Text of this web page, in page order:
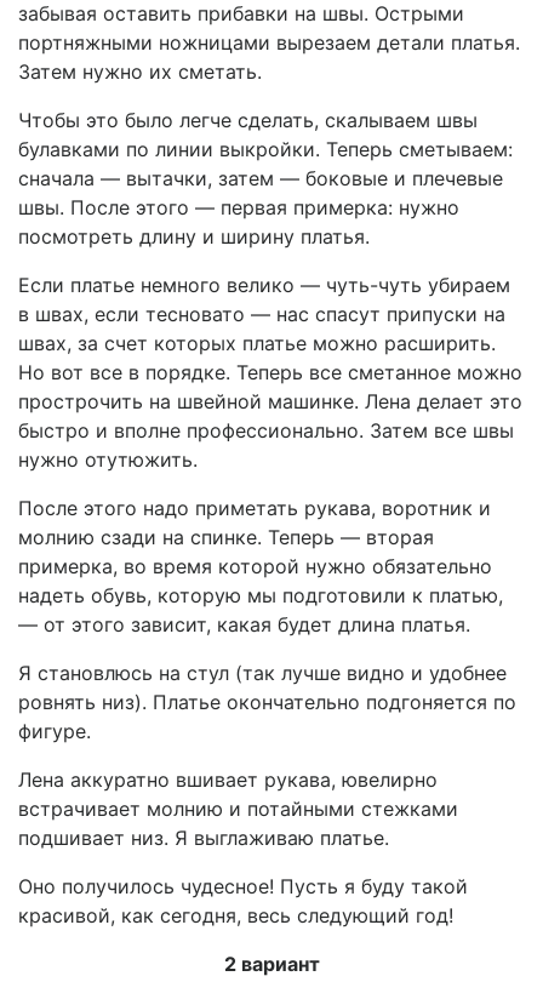
забывая оставить прибавки на швы. Острыми
портняжными ножницами вырезаем детали платья.
Затем нужно их сметать.
Чтобы это было легче сделать, скалываем швы
булавками по линии выкройки. Теперь сметываем:
сначала — вытачки, затем — боковые и плечевые
швы. После этого — первая примерка: нужно
посмотреть длину и ширину платья.
Если платье немного велико — чуть-чуть убираем
в швах, если тесновато — нас спасут припуски на
швах, за счет которых платье можно расширить.
Но вот все в порядке. Теперь все сметанное можно
прострочить на швейной машинке. Лена делает это
быстро и вполне профессионально. Затем все швы
нужно отутюжить.
После этого надо приметать рукава, воротник и
молнию сзади на спинке. Теперь — вторая
примерка, во время которой нужно обязательно
надеть обувь, которую мы подготовили к платью,
— от этого зависит, какая будет длина платья.
Я становлюсь на стул (так лучше видно и удобнее
ровнять низ). Платье окончательно подгоняется по
фигуре.
Лена аккуратно вшивает рукава, ювелирно
встрачивает молнию и потайными стежками
подшивает низ. Я выглаживаю платье.
Оно получилось чудесное! Пусть я буду такой
красивой, как сегодня, весь следующий год!
2 вариант